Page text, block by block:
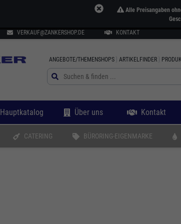
VERKAUF@ZANKERSHOP.DE KONTAKT
ANGEBOTE/THEMENSHOPS ARTIKELFINDER
Hauptkatalog Über uns Kontakt
CATERING BÜRORING-EIGENMARKE
Alle Preisangaben